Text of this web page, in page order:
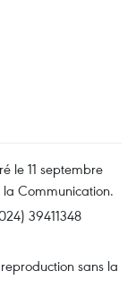
le 11 septembre
Communication.
39411348
sans la